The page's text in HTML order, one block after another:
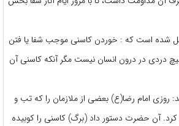
شده است که : خوردن کاسنی موجب شفا یا فتن
دردی در درون انسان نیست مگر آنکه کاسنی آن
روزی امام رضا(ع) بعضی از ملازمان را که تب و
آن حضرت دستور داد (برگ) کاسنی را کوبیده